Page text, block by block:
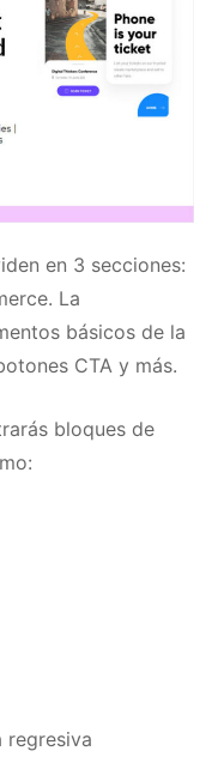
en 3 secciones:
La
básicos de la
CTA y más.
bloques de
regresiva